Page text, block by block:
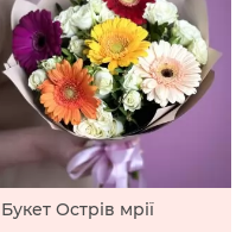
Букет Острів мрії